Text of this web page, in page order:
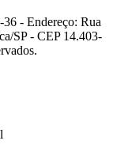
- Endereço: Rua
SP - CEP 14.403-